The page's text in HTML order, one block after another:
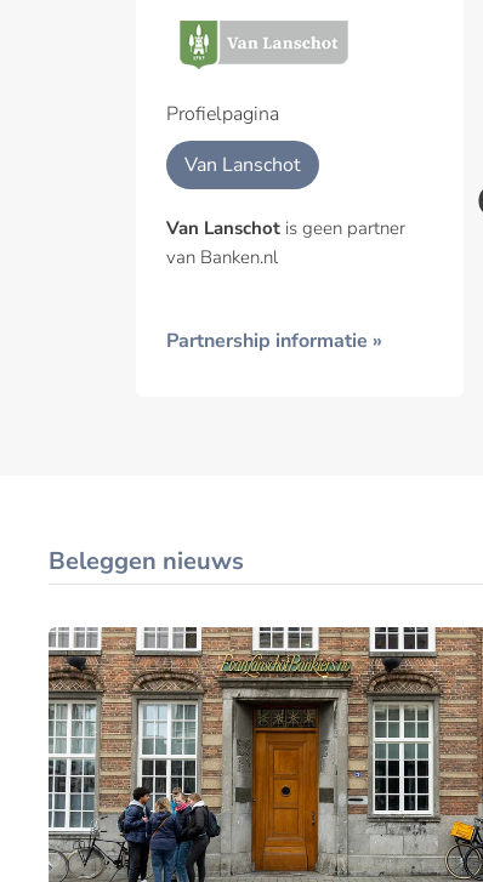
Profielpagina
Van Lanschot
Van Lanschot is geen partner
van Banken.nl
Partnership informatie »
Sessions’ gaan door
met steun van Van
Stoelendans in raad
van commissarissen
Van Lanschot
Beleggen nieuws